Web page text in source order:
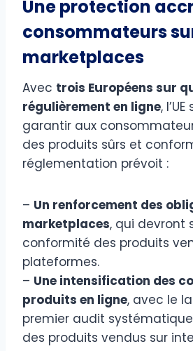
Une protection
consommateurs
marketplaces
Avec trois Européens sur
régulièrement en ligne,
garantir aux
des produits sûrs et
réglementation prévoit :
– Un renforcement des
marketplaces, qui devront
conformité des produits
plateformes.
– Une intensification des
produits en ligne, avec le
premier audit
des produits vendus sur